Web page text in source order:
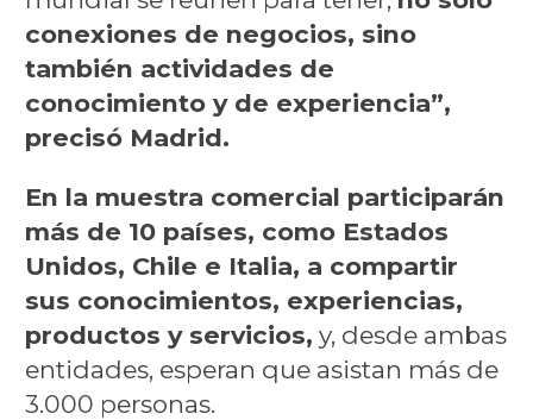
conexiones de negocios, sino
también actividades de
conocimiento y de experiencia”,
precisó Madrid.
En la muestra comercial participarán
más de 10 países, como Estados
Unidos, Chile e Italia, a compartir
sus conocimientos, experiencias,
productos y servicios, y, desde ambas
entidades, esperan que asistan más de
3.000 personas.